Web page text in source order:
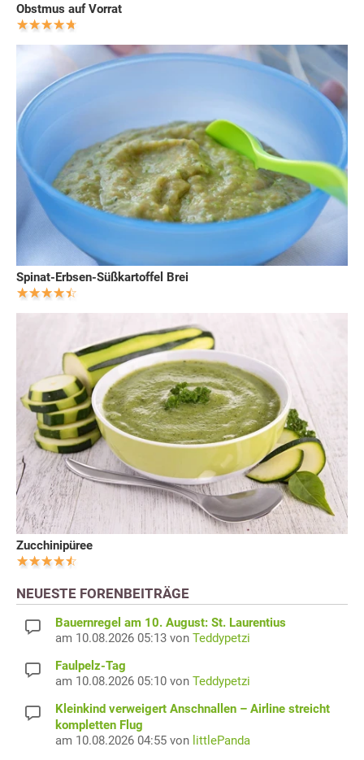
Obstmus auf Vorrat
Spinat-Erbsen-Süßkartoffel Brei
Zucchinipüree
NEUESTE FORENBEITRÄGE
Bauernregel am 10. August: St. Laurentius
am 10.08.2026 05:13 von Teddypetzi
Faulpelz-Tag
am 10.08.2026 05:10 von Teddypetzi
Kleinkind verweigert Anschnallen – Airline streicht
kompletten Flug
am 10.08.2026 04:55 von littlePanda